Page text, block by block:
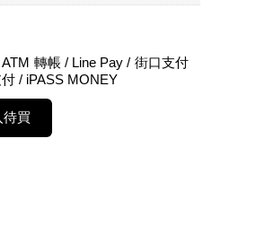
轉帳 / Line Pay / 街口支付
/ iPASS MONEY